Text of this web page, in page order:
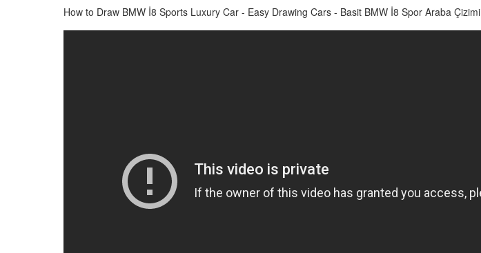
How to Draw BMW İ8 Sports Luxury Car - Easy Drawing Cars - Basit BMW İ8 Spor Araba Çizimi